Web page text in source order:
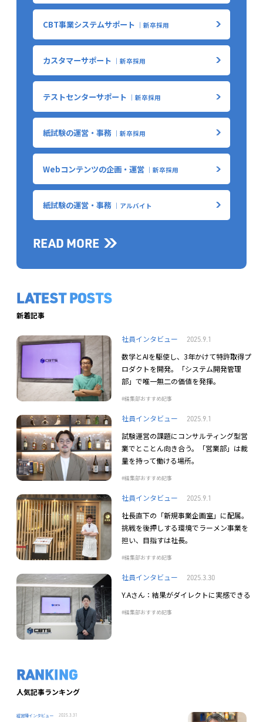
CBT事業システムサポート ｜新卒採用
カスタマーサポート ｜新卒採用
テストセンターサポート ｜新卒採用
紙試験の運営・事務 ｜新卒採用
Webコンテンツの企画・運営 ｜新卒採用
紙試験の運営・事務 ｜アルバイト
READ MORE
LATEST POSTS
新着記事
社員インタビュー 2025.9.1
数学とAIを駆使し、3年かけて特許取得プ
ロダクトを開発。「システム開発管理
部」で唯一無二の価値を発揮。
編集部おすすめ記事
社員インタビュー 2025.9.1
試験運営の課題にコンサルティング型営
業でとことん向き合う。「営業部」は裁
量を持って働ける場所。
編集部おすすめ記事
社員インタビュー 2025.9.1
社長直下の「新規事業企画室」に配属。
挑戦を後押しする環境でラーメン事業を
担い、目指すは社長。
編集部おすすめ記事
社員インタビュー 2025.3.30
Y.Aさん：結果がダイレクトに実感できる
編集部おすすめ記事
RANKING
人気記事ランキング
経営陣インタビュー 2025.3.31